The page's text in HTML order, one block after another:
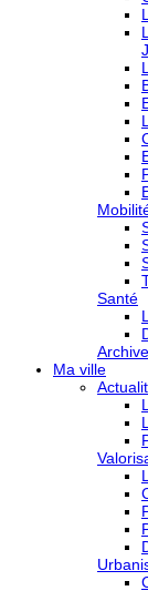
Santé
Ma ville